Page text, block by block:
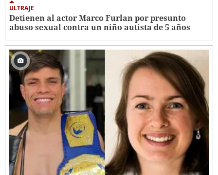
ULTRAJE
Detienen al actor Marco Furlan por presunto
abuso sexual contra un niño autista de 5 años